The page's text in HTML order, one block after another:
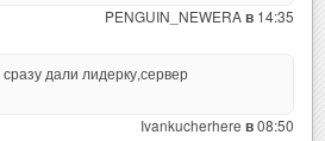
PENGUIN_NEWERAв 14:35
дали лидерку,сервер
Ivankucherhere в08:50